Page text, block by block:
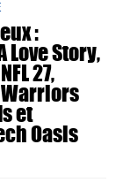
:
Love Story,
27,
et
Oasis